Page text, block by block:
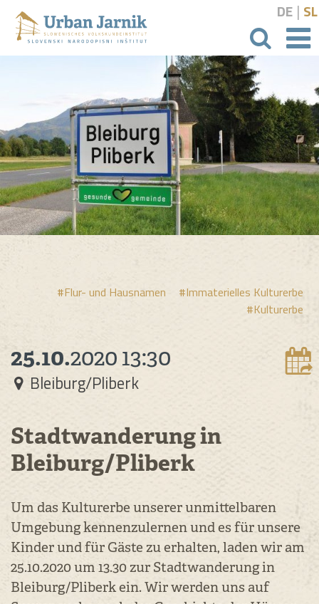
DE | SL
#Flur- und Hausnamen
#Immaterielles Kulturerbe
#Kulturerbe
25.10.202013:30
Bleiburg/Pliberk
Stadtwanderung in
Bleiburg/Pliberk
Um das Kulturerbe unserer unmittelbaren
Umgebung kennenzulernen und es für unsere
Kinder und für Gäste zu erhalten, laden wir am
25.10.2020 um 13.30 zur Stadtwanderung in
Bleiburg/Pliberk ein. Wir werden uns auf